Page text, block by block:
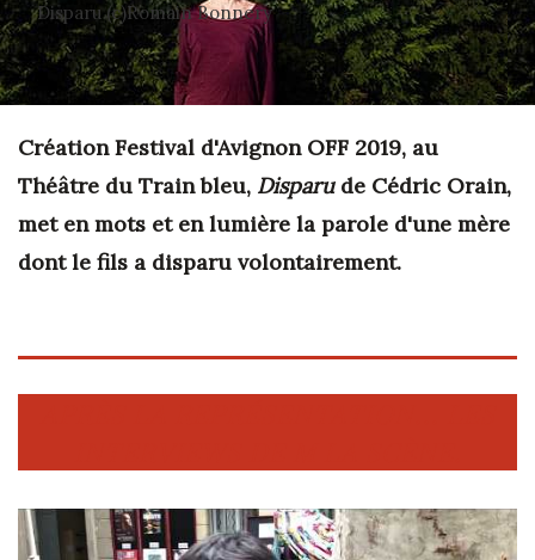
Disparu (c)Romain Bonnery
Création Festival d'Avignon OFF 2019, au
Théâtre du Train bleu, Disparude Cédric Orain,
met en mots et en lumière la parole d'une mère
dont le fils a disparu volontairement.